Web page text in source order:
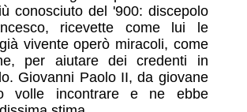
conosciuto del '900: discepolo
ricevette come lui le
vivente operò miracoli, come
per aiutare dei credenti in
Giovanni Paolo II, da giovane
volle incontrare e ne ebbe